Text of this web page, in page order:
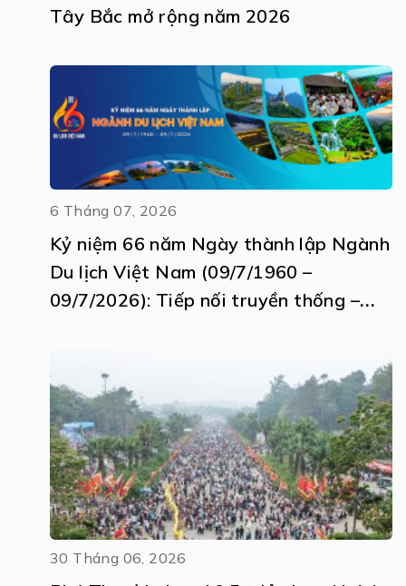
Tây Bắc mở rộng năm 2026
6 Tháng 07, 2026
Kỷ niệm 66 năm Ngày thành lập Ngành
Du lịch Việt Nam (09/7/1960 –
09/7/2026): Tiếp nối truyền thống –
30 Tháng 06, 2026